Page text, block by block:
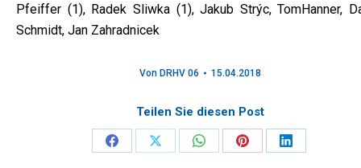
Pfeiffer (1), Radek Sliwka (1), Jakub Strýc, TomHanner,
Schmidt, Jan Zahradnicek
Von DRHV 06 15.04.2018
Teilen Sie diesen Post
ShareShareShareShareShare